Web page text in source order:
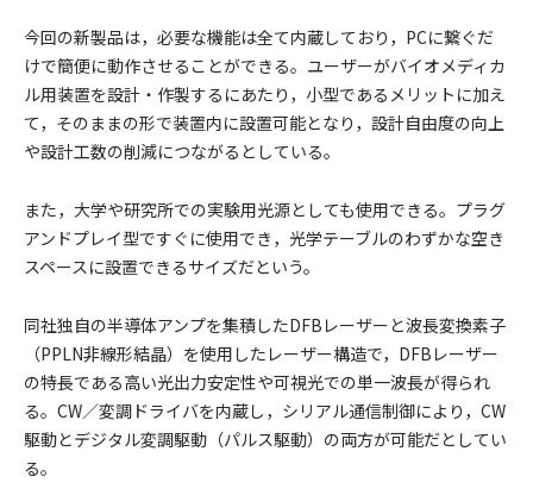
今回の新製品は，必要な機能は全て内蔵しており，PCに繋ぐだ
けで簡便に動作させることができる。ユーザーがバイオメディカ
ル用装置を設計・作製するにあたり，小型であるメリットに加え
て，そのままの形で装置内に設置可能となり，設計自由度の向上
や設計工数の削減につながるとしている。
また，大学や研究所での実験用光源としても使用できる。プラグ
アンドプレイ型ですぐに使用でき，光学テーブルのわずかな空き
スペースに設置できるサイズだという。
同社独自の半導体アンプを集積したDFBレーザーと波長変換素子
（PPLN非線形結晶）を使用したレーザー構造で，DFBレーザー
の特長である高い光出力安定性や可視光での単一波長が得られ
る。CW／変調ドライバを内蔵し，シリアル通信制御により，CW
駆動とデジタル変調駆動（パルス駆動）の両方が可能だとしてい
る。